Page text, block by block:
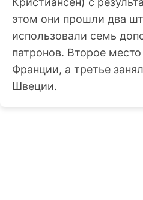
этом они прошли два
использовали семь
патронов. Второе
Франции, а третье
Швеции.